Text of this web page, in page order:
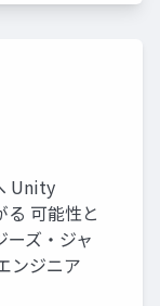
Unity
可能性と
ーズ・ジャ
ンジニア